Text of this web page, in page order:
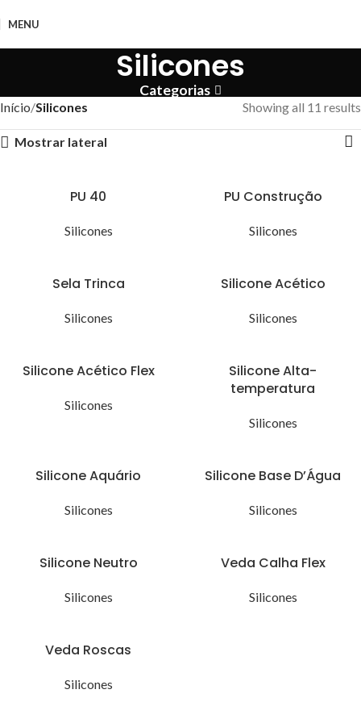
MENU
Silicones
Categorias
Início Silicones Showing all 11 results
Mostrar lateral
PU 40
Silicones
PU Construção
Silicones
Sela Trinca
Silicones
Silicone Acético
Silicones
Silicone Acético Flex
Silicones
Silicone Alta-
temperatura
Silicones
Silicone Aquário
Silicones
Silicone Base D’Água
Silicones
Silicone Neutro
Silicones
Veda Calha Flex
Silicones
Veda Roscas
Silicones